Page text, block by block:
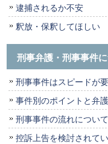
逮捕されるか不安
釈放・保釈してほしい
刑事弁護・刑事事件
刑事事件はスピードが
事件別のポイントと弁
刑事事件の流れについて
控訴上告を検討されて